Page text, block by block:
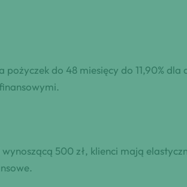
do 48 miesięcy do 11,90% dla
500 zł, klienci mają